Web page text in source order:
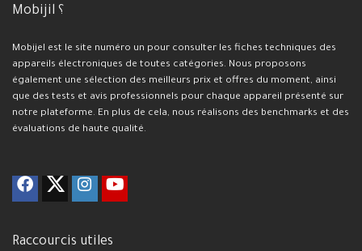
Mobijil ؟
Mobijel est le site numéro un pour consulter les fiches techniques des
appareils électroniques de toutes catégories. Nous proposons
également une sélection des meilleurs prix et offres du moment, ainsi
que des tests et avis professionnels pour chaque appareil présenté sur
notre plateforme. En plus de cela, nous réalisons des benchmarks et des
évaluations de haute qualité.
Raccourcis utiles